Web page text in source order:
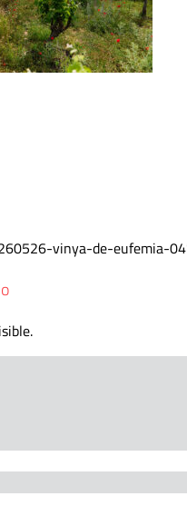
vinya-de-eufemia-04